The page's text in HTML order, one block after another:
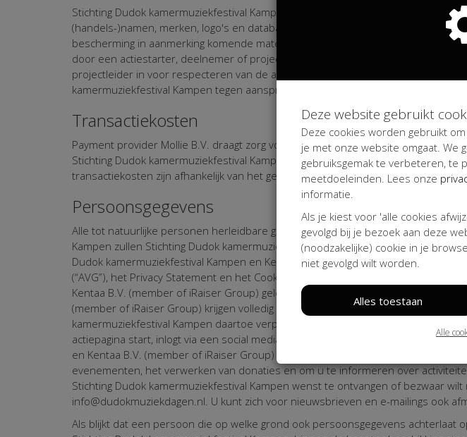
Stichting Dudok kamermuziekfestival Kampen spant zich tot het uiterste in om
(handels-)namen, merken, logo's en databanken te respecteren. De
bescherming in aanmerking komende materiaal of recht berusten bij het bedrijf
door een actiestarter, deelnemer of projectleider worden geüpload op Stichting
projectleider in voor respecteren van de auteursrechten van derde partijen op
kamermuziekfestival Kampen tegen aanspraken van derden wegens het
Transactiekosten
Payment provider Mollie B.V. draagt zorg voor de afwikkeling van transacties
Stichting Dudok kamermuziekfestival Kampen en Kentaa B.V. (member of
transactiekosten zijn afhankelijk van het gedoneerde bedrag en de
Persoonsgegevens
Alle tot natuurlijke personen herleidbare gegevens (“persoonsgegevens”) in
Kampen zullen Stichting Dudok kamermuziekfestival Kampen en Kentaa B.V.
Dudok kamermuziekfestival Kampen en Kentaa B.V. (member of iRaiser Group)
(“AVG”), het Privacy Statement en het Cookie Statement na. Stichting Dudok
Kentaa B.V. (member of iRaiser Group) geldt te allen tijde als 'verwerker' in de
(member of iRaiser Group) krijgen volledig inzicht in uw gegevens. Uw
kamermuziekfestival Kampen daartoe verplicht is op grond van een wettelijke
actiepagina start, inlogt via een social media profiel of e-mailadres, of een
en Kentaa B.V. (member of iRaiser Group) en gebruiken uw gegevens ter
evenementen, het verwerken van donaties en om u te informeren over
Stichting Dudok kamermuziekfestival Kampen wenst te ontvangen of bezwaar
info@dudokmuziekdagen.nl. U kunt zich voor nieuwsbrieven en e-mailings ook
Als blijkt dat een persoon die op welke grond ook persoonsgegevens achterlaat
Deze website gebruikt
Deze cookies worden gebruikt
je met onze website omgaat. We
gebruiksgemak te verbeteren, te
meetdoeleinden. Lees onze
informatie.
Als je kiest voor 'alle cookies
gevolgd bij je bezoek aan deze
(noodzakelijke) cookie in je
niet gevolgd wilt worden.
Alles toestaan
Alle